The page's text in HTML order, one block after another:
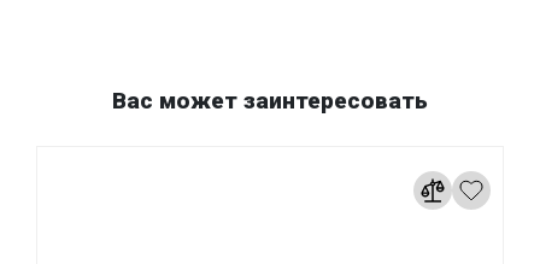
Вас может заинтересовать